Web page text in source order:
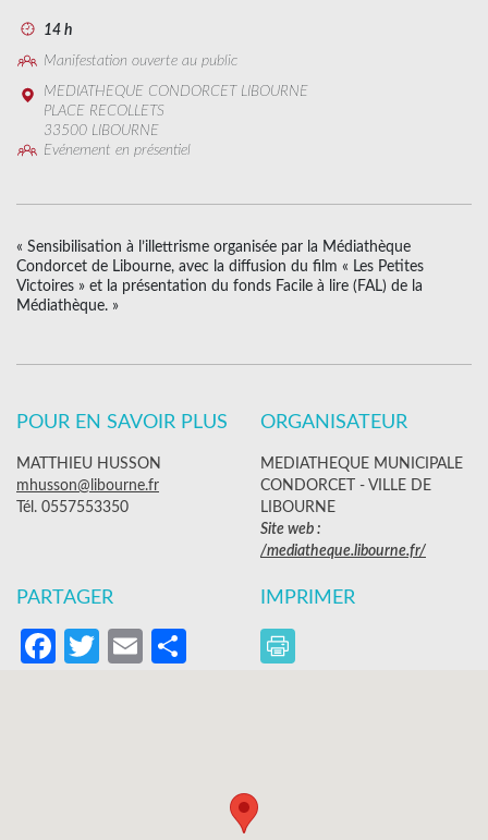
14 h
Manifestation ouverte au public
MEDIATHEQUE CONDORCET LIBOURNE
PLACE RECOLLETS
33500 LIBOURNE
Evénement en présentiel
« Sensibilisation à l’illettrisme organisée par la Médiathèque
Condorcet de Libourne, avec la diffusion du film « Les Petites
Victoires » et la présentation du fonds Facile à lire (FAL) de la
Médiathèque. »
POUR EN SAVOIR PLUS
MATTHIEU HUSSON
mhusson@libourne.fr
Tél. 0557553350
ORGANISATEUR
MEDIATHEQUE MUNICIPALE
CONDORCET - VILLE DE
LIBOURNE
Site web :
/mediatheque.libourne.fr/
PARTAGER
Facebook
Twitter
EmailPartager
IMPRIMER